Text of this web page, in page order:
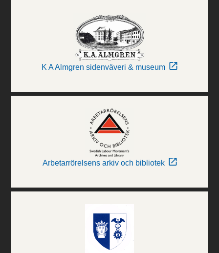
K A Almgren sidenväveri & museum
Arbetarrörelsens arkiv och bibliotek